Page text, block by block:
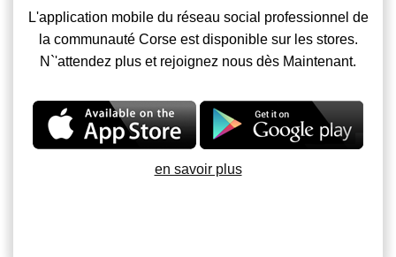
L'application mobile du réseau social professionnel de
la communauté Corse est disponible sur les stores.
N`'attendez plus et rejoignez nous dès Maintenant.
en savoir plus